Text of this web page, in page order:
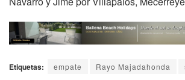
Etiquetas: empate Rayo Majadahonda